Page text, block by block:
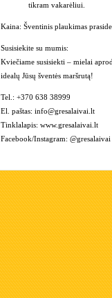
tikram vakarėliui.
Kaina: Šventinis plaukimas
Susisiekite su mumis:
Kviečiame susisiekti – mielai
idealų Jūsų šventės maršrutą!
Tel.: +370 638 38999
El. paštas: info@gresalaivai.lt
Tinklalapis: www.gresalaivai.lt
Facebook/Instagram: @gresalaivai